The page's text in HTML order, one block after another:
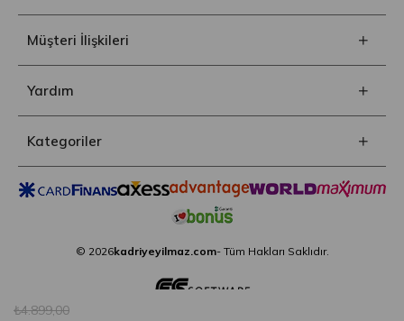
₺4.899,00
Müşteri İlişkileri
Yardım
Kategoriler
© 2026kadriyeyilmaz.com- Tüm Hakları Saklıdır.